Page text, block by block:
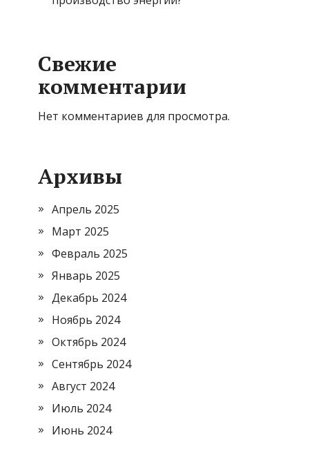
Свежие
комментарии
Нет комментариев для просмотра.
Архивы
Апрель 2025
Март 2025
Февраль 2025
Январь 2025
Декабрь 2024
Ноябрь 2024
Октябрь 2024
Сентябрь 2024
Август 2024
Июль 2024
Июнь 2024